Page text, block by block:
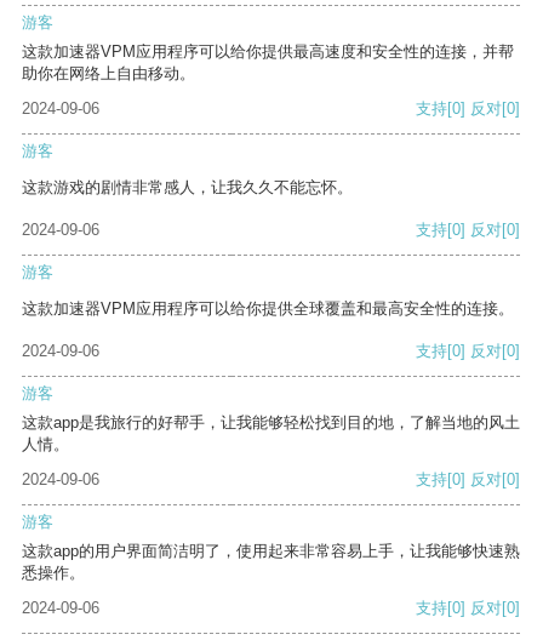
游客
这款加速器VPM应用程序可以给你提供最高速度和安全性的连接，并帮
助你在网络上自由移动。
2024-09-06
支持[0] 反对[0]
游客
这款游戏的剧情非常感人，让我久久不能忘怀。
2024-09-06 支持[0] 反对[0]
游客
这款加速器VPM应用程序可以给你提供全球覆盖和最高安全性的连接。
2024-09-06 支持[0] 反对[0]
游客
这款app是我旅行的好帮手，让我能够轻松找到目的地，了解当地的风土
人情。
2024-09-06
支持[0] 反对[0]
游客
这款app的用户界面简洁明了，使用起来非常容易上手，让我能够快速熟
悉操作。
2024-09-06
支持[0] 反对[0]